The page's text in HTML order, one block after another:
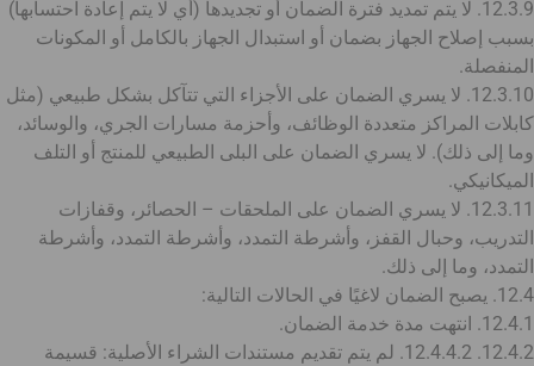
12.3.9. لا يتم تمديد فترة الضمان أو تجديدها (أي لا يتم إعادة احتسابها)
بسبب إصلاح الجهاز بضمان أو استبدال الجهاز بالكامل أو المكونات
المنفصلة.
12.3.10. لا يسري الضمان على الأجزاء التي تتآكل بشكل طبيعي (مثل
كابلات المراكز متعددة الوظائف، وأحزمة مسارات الجري، والوسائد،
وما إلى ذلك). لا يسري الضمان على البلى الطبيعي للمنتج أو التلف
الميكانيكي.
12.3.11. لا يسري الضمان على الملحقات – الحصائر، وقفازات
التدريب، وحبال القفز، وأشرطة التمدد، وأشرطة التمدد، وأشرطة
التمدد، وما إلى ذلك.
12.4. يصبح الضمان لاغيًا في الحالات التالية:
12.4.1. انتهت مدة خدمة الضمان.
12.4.2. 12.4.4.2. لم يتم تقديم مستندات الشراء الأصلية: قسيمة